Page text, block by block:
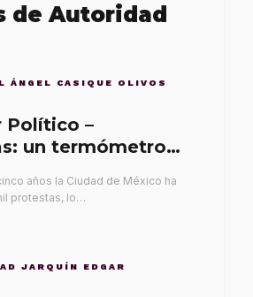
de Autoridad
ÁNGEL CASIQUE OLIVOS
Político –
un termómetro
años la Ciudad de México ha
protestas, lo…
JARQUÍN EDGAR